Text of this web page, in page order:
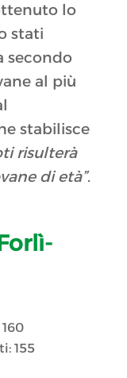
lo
stati
secondo
al più
stabilisce
risulterà
di età”.
155